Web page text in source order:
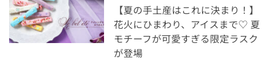
【夏の手土産はこれに決まり！】
花火にひまわり、アイスまで♡ 夏
モチーフが可愛すぎる限定ラスク
が登場